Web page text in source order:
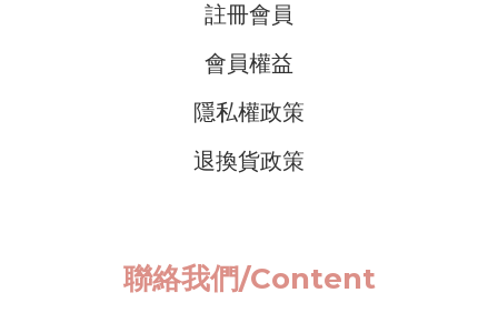
註冊會員
會員權益
隱私權政策
退換貨政策
聯絡我們/Content